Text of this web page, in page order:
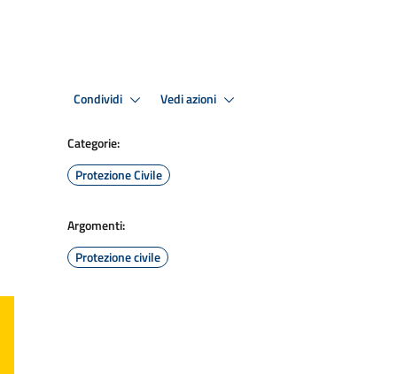
Condividi Vedi azioni
Categorie:
Protezione Civile
Argomenti:
Protezione civile